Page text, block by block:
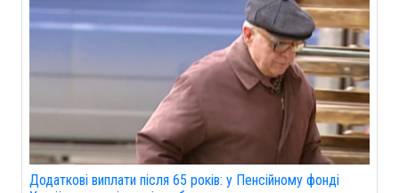
Додаткові виплати після 65 років: у Пенсійному фонді